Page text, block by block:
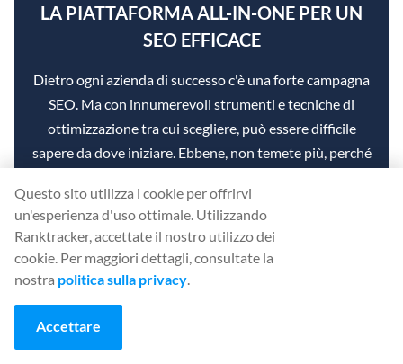
LA PIATTAFORMA ALL-IN-ONE PER UN
SEO EFFICACE
Dietro ogni azienda di successo c'è una forte campagna
SEO. Ma con innumerevoli strumenti e tecniche di
ottimizzazione tra cui scegliere, può essere difficile
sapere da dove iniziare. Ebbene, non temete più, perché
Ranktracker all-in-one per una SEO efficace.
Ranktracker in modo assolutamente gratuito!
Questo sito utilizza i cookie per offrirvi
un'esperienza d'uso ottimale. Utilizzando
Ranktracker, accettate il nostro utilizzo dei
cookie. Per maggiori dettagli, consultate la
nostra politica sulla privacy.
Accettare